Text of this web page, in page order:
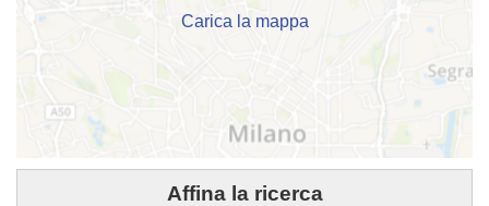
Carica la mappa
Affina la ricerca